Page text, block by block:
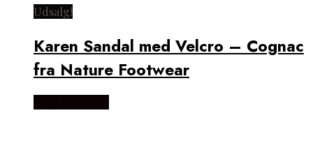
Udsalg!
Karen Sandal med Velcro – Cognac
fra Nature Footwear